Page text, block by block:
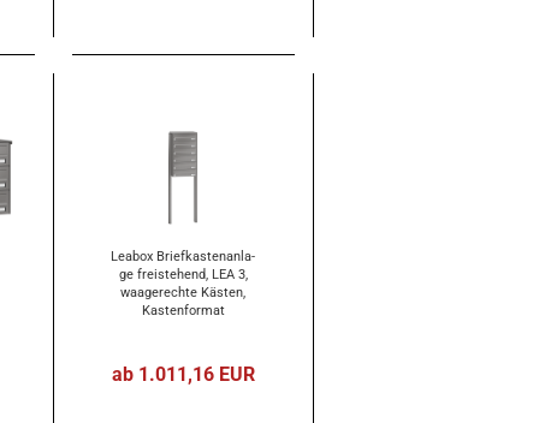
Lea­box Brief­kas­ten­an­la­
ge frei­ste­hend, LEA 3,
waa­ge­rech­te Käs­ten,
Kas­ten­for­mat
ab 1.011,16 EUR